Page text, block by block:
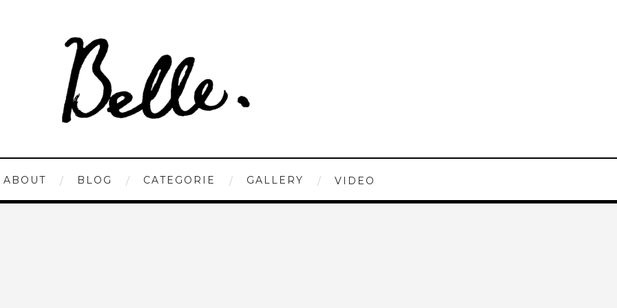
ABOUT BLOG CATEGORIE GALLERY VIDEO